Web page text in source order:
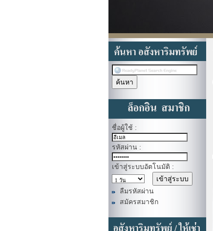
ชื่อผู้ใช้ :
รหัสผ่าน :
เข้าสู่ระบบอัตโนมัติ :
ลืมรหัสผ่าน
สมัครสมาชิก